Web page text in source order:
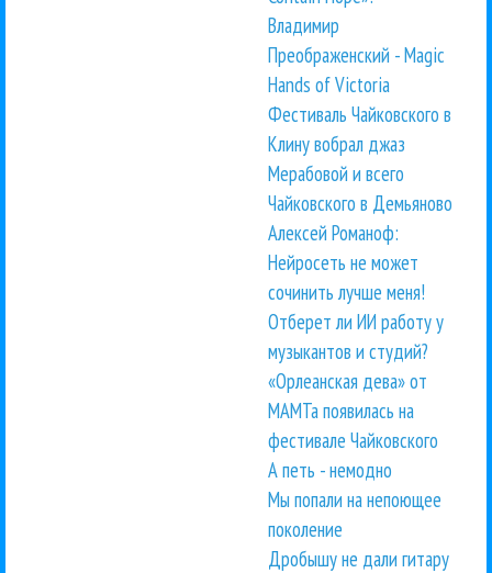
Владимир
Преображенский - Magic
Hands of Victoria
Фестиваль Чайковского в
Клину вобрал джаз
Мерабовой и всего
Чайковского в Демьяново
Алексей Романоф:
Нейросеть не может
сочинить лучше меня!
Отберет ли ИИ работу у
музыкантов и студий?
«Орлеанская дева» от
МАМТа появилась на
фестивале Чайковского
А петь - немодно
Мы попали на непоющее
поколение
Дробышу не дали гитару